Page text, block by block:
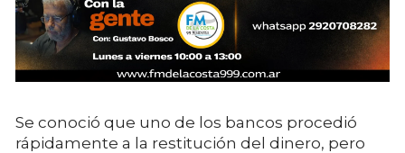
Se conoció que uno de los bancos procedió
rápidamente a la restitución del dinero, pero